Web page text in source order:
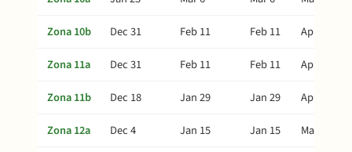
Zona 10b
Dec 31 Feb 11 Feb 11
Apr 27
Zona 11a
Dec 31 Feb 11 Feb 11
Apr 27
Zona 11b
Dec 18 Jan 29 Jan 29
Apr 14
Zona 12a
Dec 4 Jan 15 Jan 15
Mar 31